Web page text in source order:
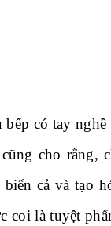
có tay nghề
cho rằng,
cả và tạo
coi là tuyệt